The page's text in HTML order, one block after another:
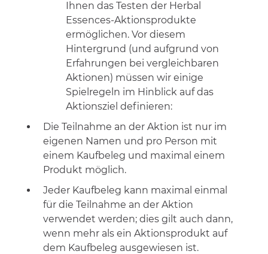
Ihnen das Testen der Herbal
Essences-Aktionsprodukte
ermöglichen. Vor diesem
Hintergrund (und aufgrund von
Erfahrungen bei vergleichbaren
Aktionen) müssen wir einige
Spielregeln im Hinblick auf das
Aktionsziel definieren:
Die Teilnahme an der Aktion ist nur im
eigenen Namen und pro Person mit
einem Kaufbeleg und maximal einem
Produkt möglich.
Jeder Kaufbeleg kann maximal einmal
für die Teilnahme an der Aktion
verwendet werden; dies gilt auch dann,
wenn mehr als ein Aktionsprodukt auf
dem Kaufbeleg ausgewiesen ist.